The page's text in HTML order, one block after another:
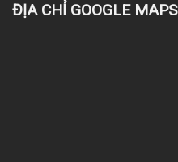
ĐỊA CHỈ GOOGLE MAPS